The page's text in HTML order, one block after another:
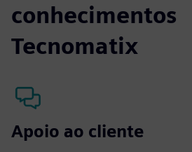
conhecimentos
Tecnomatix
Apoio ao cliente